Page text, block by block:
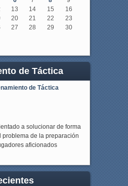
13 14 15
16
20 21 22
23
27 28 29
30
de Táctica
a solucionar de forma
problema de la preparación
aficionados